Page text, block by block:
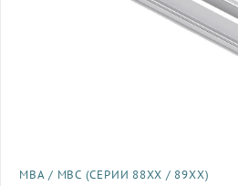
МВА / МВС (СЕРИИ 88XX / 89XX)